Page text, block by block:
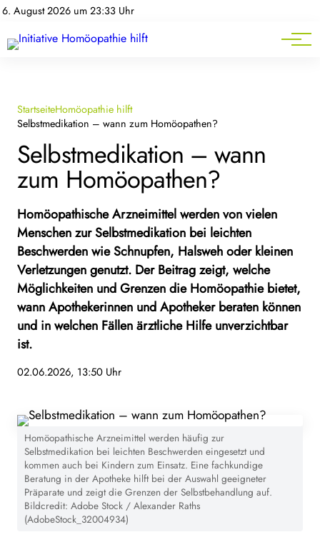
6. August 2026 um 23:33 Uhr
Homöopathie-News
Service
StartseiteHomöopathie hilft
Selbstmedikation – wann zum Homöopathen?
Selbstmedikation – wann
zum Homöopathen?
Homöopathische Arzneimittel werden von vielen
Menschen zur Selbstmedikation bei leichten
Beschwerden wie Schnupfen, Halsweh oder kleinen
Verletzungen genutzt. Der Beitrag zeigt, welche
Möglichkeiten und Grenzen die Homöopathie bietet,
wann Apothekerinnen und Apotheker beraten können
und in welchen Fällen ärztliche Hilfe unverzichtbar
ist.
02.06.2026, 13:50 Uhr
Homöopathische Arzneimittel werden häufig zur
Selbstmedikation bei leichten Beschwerden eingesetzt und
kommen auch bei Kindern zum Einsatz. Eine fachkundige
Beratung in der Apotheke hilft bei der Auswahl geeigneter
Präparate und zeigt die Grenzen der Selbstbehandlung auf.
Bildcredit: Adobe Stock / Alexander Raths
(AdobeStock_32004934)